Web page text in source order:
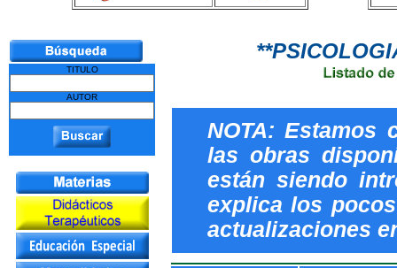
TITULO
AUTOR
NOTA: Estamos
las obras
están siendo
explica los
actualizaciones